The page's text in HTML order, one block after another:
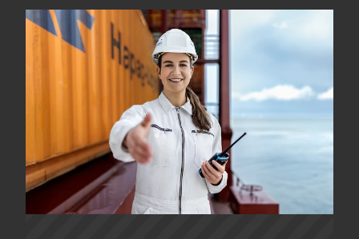
Industrie
Logistik
Porträt
Documentary
Architektur